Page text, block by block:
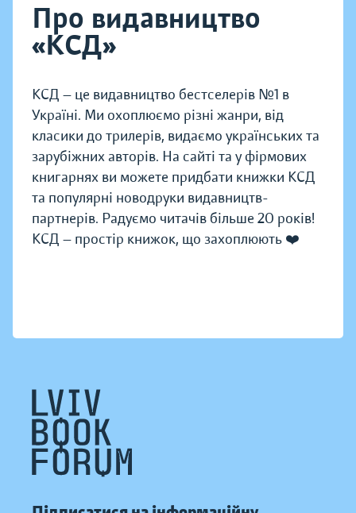
Про видавництво
«КСД»
КСД — це видавництво бестселерів №1 в
Україні. Ми охоплюємо різні жанри, від
класики до трилерів, видаємо українських та
зарубіжних авторів. На сайті та у фірмових
книгарнях ви можете придбати книжки КСД
та популярні новодруки видавництв-
партнерів. Радуємо читачів більше 20 років!
КСД — простір книжок, що захоплюють ❤️